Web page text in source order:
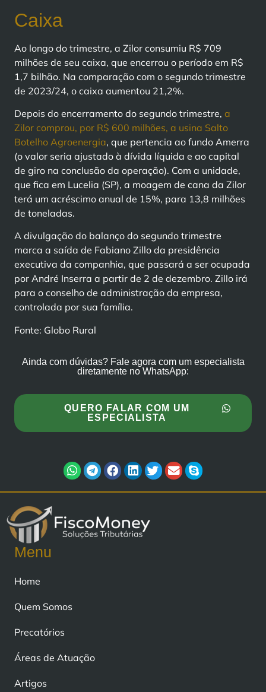
Caixa
Ao longo do trimestre, a Zilor consumiu R$ 709
milhões de seu caixa, que encerrou o período em R$
1,7 bilhão. Na comparação com o segundo trimestre
de 2023/24, o caixa aumentou 21,2%.
Depois do encerramento do segundo trimestre, a
Zilor comprou, por R$ 600 milhões, a usina Salto
Botelho Agroenergia, que pertencia ao fundo Amerra
(o valor seria ajustado à dívida líquida e ao capital
de giro na conclusão da operação). Com a unidade,
que fica em Lucelia (SP), a moagem de cana da Zilor
terá um acréscimo anual de 15%, para 13,8 milhões
de toneladas.
A divulgação do balanço do segundo trimestre
marca a saída de Fabiano Zillo da presidência
executiva da companhia, que passará a ser ocupada
por André Inserra a partir de 2 de dezembro. Zillo irá
para o conselho de administração da empresa,
controlada por sua família.
Fonte: Globo Rural
Ainda com dúvidas? Fale agora com um especialista
diretamente no WhatsApp:
QUERO FALAR COM UM
ESPECIALISTA
Menu
Home
Quem Somos
Precatórios
Áreas de Atuação
Artigos